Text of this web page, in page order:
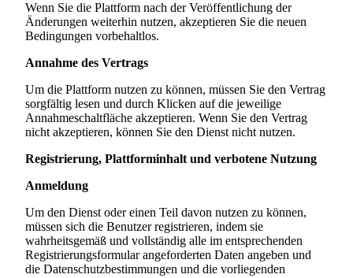
Wenn Sie die Plattform nach der Veröffentlichung der
Änderungen weiterhin nutzen, akzeptieren Sie die neuen
Bedingungen vorbehaltlos.
Annahme des Vertrags
Um die Plattform nutzen zu können, müssen Sie den Vertrag
sorgfältig lesen und durch Klicken auf die jeweilige
Annahmeschaltfläche akzeptieren. Wenn Sie den Vertrag
nicht akzeptieren, können Sie den Dienst nicht nutzen.
Registrierung, Plattforminhalt und verbotene Nutzung
Anmeldung
Um den Dienst oder einen Teil davon nutzen zu können,
müssen sich die Benutzer registrieren, indem sie
wahrheitsgemäß und vollständig alle im entsprechenden
Registrierungsformular angeforderten Daten angeben und
die Datenschutzbestimmungen und die vorliegenden